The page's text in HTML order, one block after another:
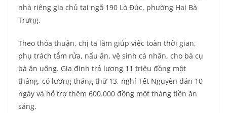
nhà riêng gia chủ tại ngõ 190 Lò Đúc, phường Hai Bà
Trưng.
Theo thỏa thuận, chị ta làm giúp việc toàn thời gian,
phụ trách tắm rửa, nấu ăn, vệ sinh cá nhân, cho bà cụ
bà ăn uống. Gia đình trả lương 11 triệu đồng một
tháng, có lương tháng thứ 13, nghỉ Tết Nguyên đán 10
ngày và hỗ trợ thêm 600.000 đồng một tháng tiền ăn
sáng.